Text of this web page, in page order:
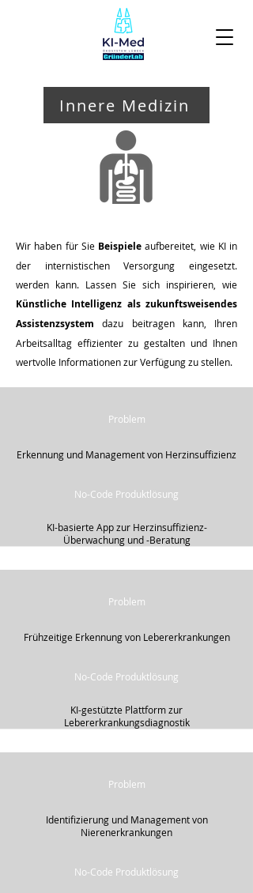
Innere Medizin
Wir haben für Sie Beispiele aufbereitet, wie KI in
der internistischen Versorgung eingesetzt.
werden kann. Lassen Sie sich inspirieren, wie
Künstliche Intelligenz als zukunftsweisendes
Assistenzsystem dazu beitragen kann, Ihren
Arbeitsalltag effizienter zu gestalten und Ihnen
wertvolle Informationen zur Verfügung zu stellen.
Problem
Erkennung und Management von Herzinsuffizienz
No-Code Produktlösung
​KI-basierte App zur Herzinsuffizienz-
Überwachung und -Beratung
Problem
Frühzeitige Erkennung von Lebererkrankungen
No-Code Produktlösung
KI-gestützte Plattform zur
Lebererkrankungsdiagnostik
Problem
Identifizierung und Management von
Nierenerkrankungen
No-Code Produktlösung